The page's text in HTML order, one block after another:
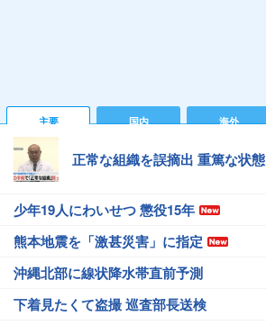
主要 国内 海外
正常な組織を誤摘出 重篤な状態
少年19人にわいせつ 懲役15年
熊本地震を「激甚災害」に指定
沖縄北部に線状降水帯直前予測
下着見たくて盗撮 巡査部長送検